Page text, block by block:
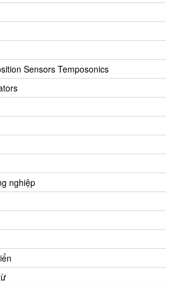
Sensors Temposonics
nghiệp